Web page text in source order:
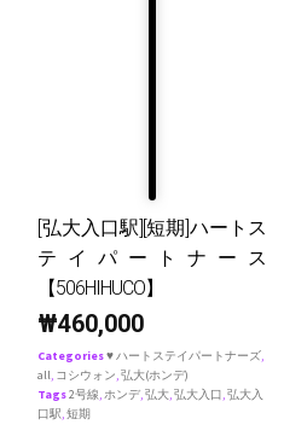
[弘大入口駅][短期]ハートス
テイパートナース
【506HIHUCO】
₩460,000
Categories♥ ハートステイパートナーズ,
all, コシウォン,弘大(ホンデ)
Tags2号線,ホンデ,弘大,弘大入口,弘大入
口駅,短期